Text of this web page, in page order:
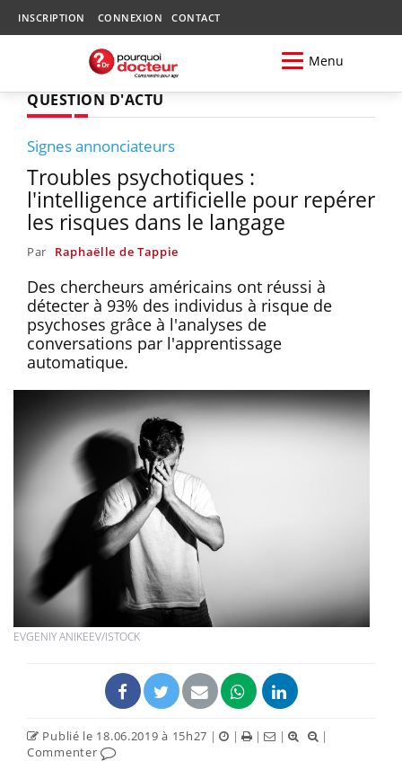
INSCRIPTION CONNEXION CONTACT
Menu
QUESTION D'ACTU
Signes annonciateurs
Troubles psychotiques :
l'intelligence artificielle pour repérer
les risques dans le langage
Par Raphaëlle de Tappie
Des chercheurs américains ont réussi à
détecter à 93% des individus à risque de
psychoses grâce à l'analyses de
conversations par l'apprentissage
automatique.
EVGENIY ANIKEEV/ISTOCK
Publié le 18.06.2019 à 15h27 | | | |
|
Commenter